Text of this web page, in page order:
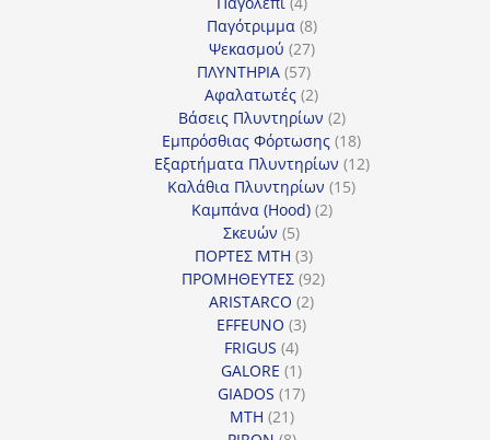
προϊόντα
Παγότριμμα 88
προϊόντα
Ψεκασμού 2727
προϊόντα
ΠΛΥΝΤΗΡΙΑ 5757
προϊόντα
Αφαλατωτές 22
προϊόντα
Βάσεις Πλυντηρίων 22
προϊόντα
Εμπρόσθιας Φόρτωσης 1818
προϊόντα
Εξαρτήματα Πλυντηρίων 1212
Καλάθια Πλυντηρίων 1515
Καμπάνα (Hood) 22
Σκευών 55
προϊόντα
ΠΟΡΤΕΣ MTH 33
προϊόντα
ΠΡΟΜΗΘΕΥΤΕΣ 9292
ARISTARCO 22
EFFEUNO 33
FRIGUS 44
προϊόντα
GALORE 11
προϊόν
GIADOS 1717
MTH 2121